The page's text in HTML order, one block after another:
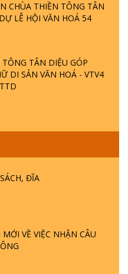
CHÙA THIỀN TÔNG TÂN
LỄ HỘI VĂN HOÁ 54
TÂN DIỆU GÓP
DI SẢN VĂN HOÁ - VTV4
ĐĨA
VỀ VIỆC NHẬN CÂU
P25 - SUỐT 49 NĂM
HỘI LONG HOA LÀ
GIAN KHÔNG? |